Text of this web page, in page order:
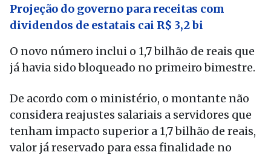
Projeção do governo para receitas com
dividendos de estatais cai R$ 3,2 bi
O novo número inclui o 1,7 bilhão de reais que
já havia sido bloqueado no primeiro bimestre.
De acordo com o ministério, o montante não
considera reajustes salariais a servidores que
tenham impacto superior a 1,7 bilhão de reais,
valor já reservado para essa finalidade no